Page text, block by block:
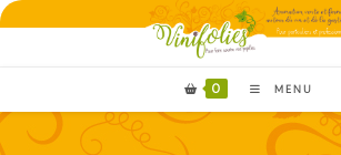
0 MENU